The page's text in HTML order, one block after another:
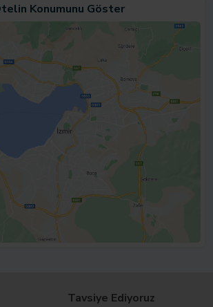
Konumunu Göster
Tavsiye Ediyoruz